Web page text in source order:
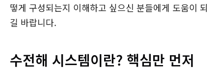
떻게 구성되는지 이해하고 싶으신 분들에게 도움이 되
길 바랍니다.
수전해 시스템이란? 핵심만 먼저